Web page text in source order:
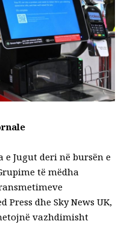
Jugut deri në bursën e
të mëdha
dhe Sky News UK,
vazhdimisht